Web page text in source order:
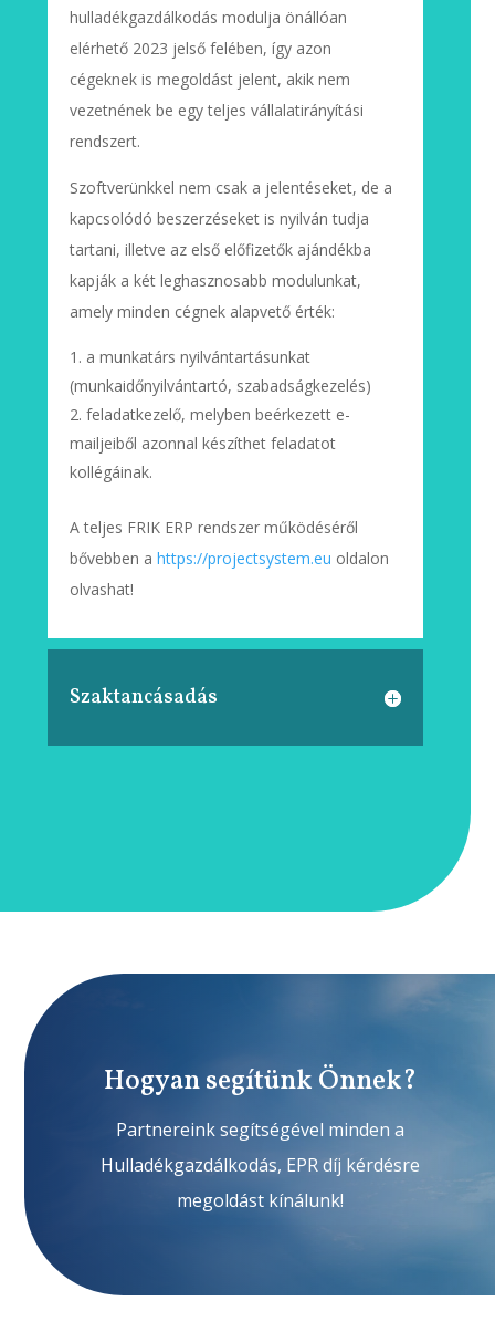
hulladékgazdálkodás modulja önállóan
elérhető 2023 jelső felében, így azon
cégeknek is megoldást jelent, akik nem
vezetnének be egy teljes vállalatirányítási
rendszert.
Szoftverünkkel nem csak a jelentéseket, de a
kapcsolódó beszerzéseket is nyilván tudja
tartani, illetve az első előfizetők ajándékba
kapják a két leghasznosabb modulunkat,
amely minden cégnek alapvető érték:
a munkatárs nyilvántartásunkat
(munkaidőnyilvántartó, szabadságkezelés)
feladatkezelő, melyben beérkezett e-
mailjeiből azonnal készíthet feladatot
kollégáinak.
A teljes FRIK ERP rendszer működéséről
bővebben a https://projectsystem.eu oldalon
olvashat!
Szaktancásadás
Hogyan segítünk Önnek?
Partnereink segítségével minden a
Hulladékgazdálkodás, EPR díj kérdésre
megoldást kínálunk!